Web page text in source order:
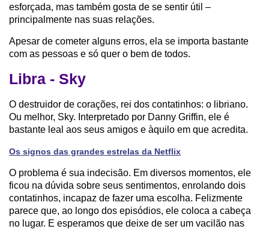
esforçada, mas também gosta de se sentir útil –
principalmente nas suas relações.
Apesar de cometer alguns erros, ela se importa bastante
com as pessoas e só quer o bem de todos.
Libra - Sky
O destruidor de corações, rei dos contatinhos: o libriano.
Ou melhor, Sky. Interpretado por Danny Griffin, ele é
bastante leal aos seus amigos e àquilo em que acredita.
Os signos das grandes estrelas da Netflix
O problema é sua indecisão. Em diversos momentos, ele
ficou na dúvida sobre seus sentimentos, enrolando dois
contatinhos, incapaz de fazer uma escolha. Felizmente
parece que, ao longo dos episódios, ele coloca a cabeça
no lugar. E esperamos que deixe de ser um vacilão nas